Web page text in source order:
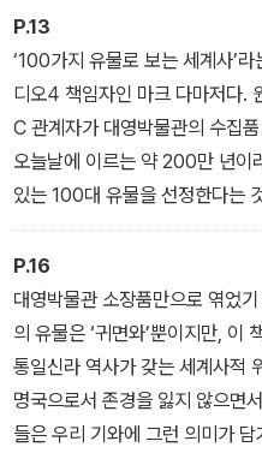
고 책으로 펴냈다. 대영박물관의
학자, 예술가, 정치가, 작가 등이
하는 이 책은 선사시대의 돌도끼
에 이르기까지 인류가 물건을 통
세계를 어떻게 바꾸어놓았는지
탑이다.
P.13
‘100가지 유물로 보는 세계사’
디오4 책임자인 마크 다마저다.
C 관계자가 대영박물관의 수집
오늘날에 이르는 약 200만 년이
있는 100대 유물을 선정한다는
한 예술 작품은 물론 일상에서
P.16
대영박물관 소장품만으로 엮었
의 유물은 ‘귀면와’뿐이지만, 이
통일신라 역사가 갖는 세계사적
명국으로서 존경을 잃지 않으면
들은 우리 기와에 그런 의미가